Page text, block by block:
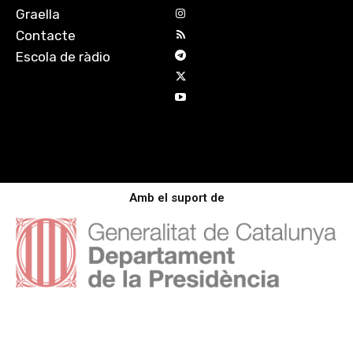
Graella
Contacte
Escola de ràdio
Amb el suport de